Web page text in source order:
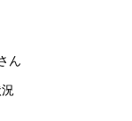
ん